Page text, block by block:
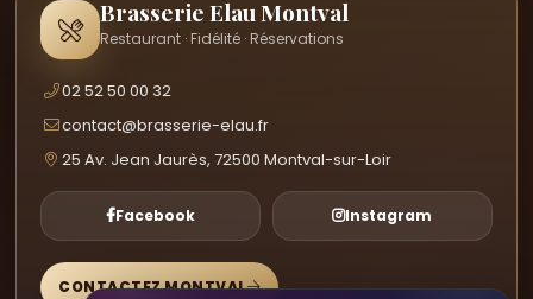
Brasserie Elau Montval
Restaurant · Fidélité · Réservations
02 52 50 00 32
contact@brasserie-elau.fr
25 Av. Jean Jaurès, 72500 Montval-sur-Loir
Facebook Instagram
CONTACTEZ MONTVAL